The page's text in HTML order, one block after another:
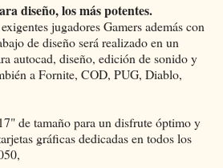
diseño, los más potentes.
jugadores Gamers además con
de diseño será realizado en un
autocad, diseño, edición de sonido y
a Fornite, COD, PUG, Diablo,
de tamaño para un disfrute óptimo y
gráficas dedicadas en todos los